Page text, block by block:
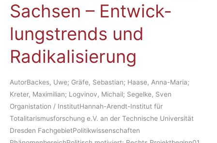
Sach­sen – Ent­wick­
lungs­trends und
Radikali­sierung
AutorBackes, Uwe; Gräfe, Sebastian; Haase, Anna-Maria;
Kreter, Maximilian; Logvinov, Michail; Segelke, Sven
Organistation / InstitutHannah-Arendt-Institut für
Totalitarismusforschung e.V. an der Technische Universität
Dresden FachgebietPolitikwissenschaften
Hass­
ge­
walt
Sach­
–
Ent­
wick­
lungs­
trends
und